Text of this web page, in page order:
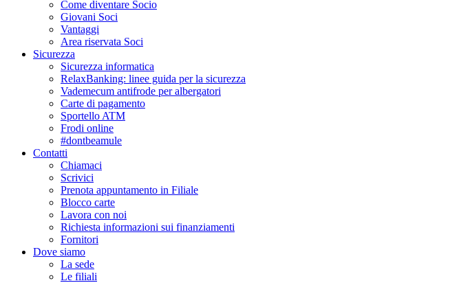
Come diventare Socio
Giovani Soci
Vantaggi
Area riservata Soci
Sicurezza
Sicurezza informatica
RelaxBanking: linee guida per la sicurezza
Vademecum antifrode per albergatori
Carte di pagamento
Sportello ATM
Frodi online
#dontbeamule
Contatti
Chiamaci
Scrivici
Prenota appuntamento in Filiale
Blocco carte
Lavora con noi
Richiesta informazioni sui finanziamenti
Fornitori
Dove siamo
La sede
Le filiali